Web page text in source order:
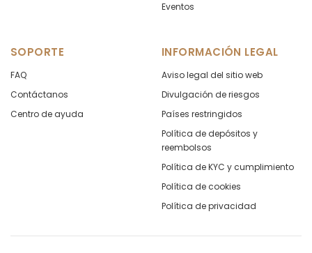
Eventos
SOPORTE
FAQ
Contáctanos
Centro de ayuda
INFORMACIÓN LEGAL
Aviso legal del sitio web
Divulgación de riesgos
Países restringidos
Política de depósitos y
reembolsos
Política de KYC y cumplimiento
Política de cookies
Política de privacidad